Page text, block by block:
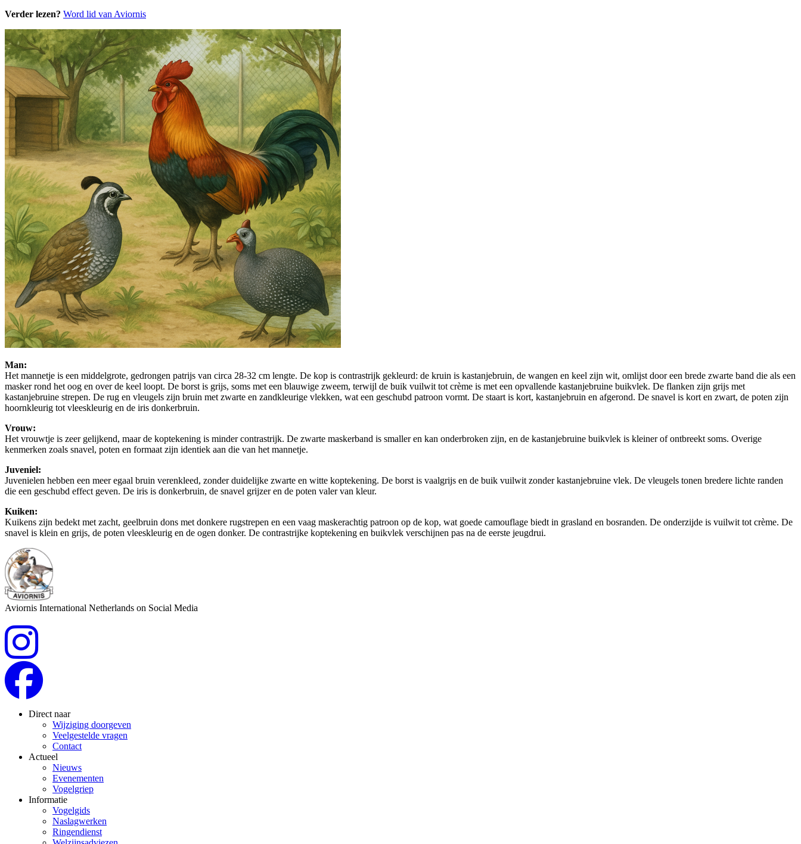
Verder lezen? Word lid van Aviornis
Man:
Het mannetje is een middelgrote, gedrongen patrijs van circa 28-32 cm lengte. De kop is contrastrijk gekleurd: de kruin is kastanjebruin, de wangen en keel zijn wit, omlijst door een brede zwarte band die als een
masker rond het oog en over de keel loopt. De borst is grijs, soms met een blauwige zweem, terwijl de buik vuilwit tot crème is met een opvallende kastanjebruine buikvlek. De flanken zijn grijs met
kastanjebruine strepen. De rug en vleugels zijn bruin met zwarte en zandkleurige vlekken, wat een geschubd patroon vormt. De staart is kort, kastanjebruin en afgerond. De snavel is kort en zwart, de poten zijn
hoornkleurig tot vleeskleurig en de iris donkerbruin.
Vrouw:
Het vrouwtje is zeer gelijkend, maar de koptekening is minder contrastrijk. De zwarte maskerband is smaller en kan onderbroken zijn, en de kastanjebruine buikvlek is kleiner of ontbreekt soms. Overige
kenmerken zoals snavel, poten en formaat zijn identiek aan die van het mannetje.
Juveniel:
Juvenielen hebben een meer egaal bruin verenkleed, zonder duidelijke zwarte en witte koptekening. De borst is vaalgrijs en de buik vuilwit zonder kastanjebruine vlek. De vleugels tonen bredere lichte randen
die een geschubd effect geven. De iris is donkerbruin, de snavel grijzer en de poten valer van kleur.
Kuiken:
Kuikens zijn bedekt met zacht, geelbruin dons met donkere rugstrepen en een vaag maskerachtig patroon op de kop, wat goede camouflage biedt in grasland en bosranden. De onderzijde is vuilwit tot crème. De
snavel is klein en grijs, de poten vleeskleurig en de ogen donker. De contrastrijke koptekening en buikvlek verschijnen pas na de eerste jeugdrui.
Aviornis International Netherlands on Social Media
Direct naar
Wijziging doorgeven
Veelgestelde vragen
Contact
Actueel
Nieuws
Evenementen
Vogelgriep
Informatie
Vogelgids
Naslagwerken
Ringendienst